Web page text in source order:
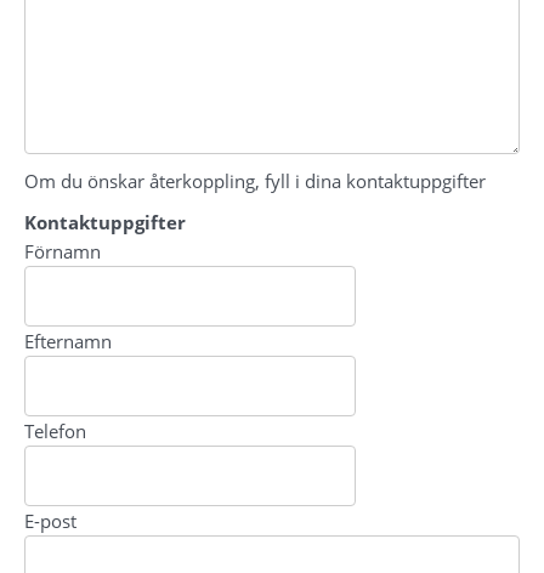
Om du önskar återkoppling, fyll i dina kontaktuppgifter
Kontaktuppgifter
Kontaktuppgifter
Förnamn
Efternamn
Telefon
E-post